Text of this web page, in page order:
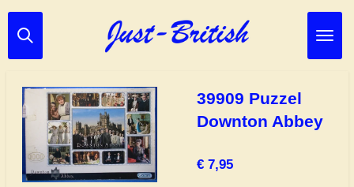
Ga
direct
hoofdinhoud
39909 Puzzel
Downton Abbey
€ 7,95